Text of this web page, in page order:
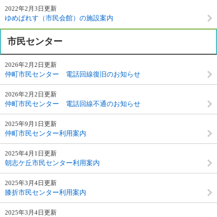
2022年2月3日更新
ゆめぱれす（市民会館）の施設案内
市民センター
2026年2月2日更新
仲町市民センター 電話回線復旧のお知らせ
2026年2月2日更新
仲町市民センター 電話回線不通のお知らせ
2025年9月1日更新
仲町市民センター利用案内
2025年4月1日更新
朝志ケ丘市民センター利用案内
2025年3月4日更新
膝折市民センター利用案内
2025年3月4日更新